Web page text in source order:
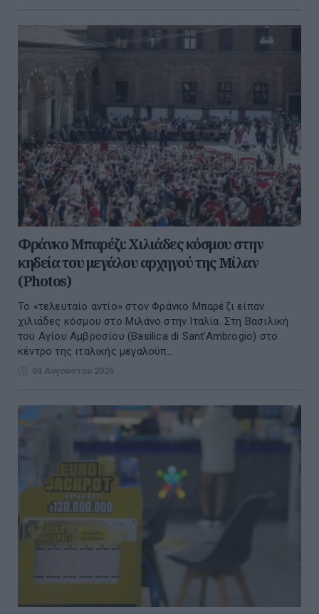
Φράνκο Μπαρέζι: Χιλιάδες κόσμου στην
κηδεία του μεγάλου αρχηγού της Μίλαν
(Photos)
Το «τελευταίο αντίο» στον Φράνκο Μπαρέζι είπαν
χιλιάδες κόσμου στο Μιλάνο στην Ιταλία. Στη Βασιλική
του Αγίου Αμβροσίου (Basilica di Sant'Ambrogio) στο
κέντρο της ιταλικής μεγαλούπ...
04 Αυγούστου 2026